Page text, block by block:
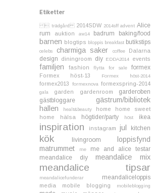
Etiketter
 trädgård 2014SDW 2014sff advent Alice
rum
auktion aw14 badrum baking/food
barnen blogtips bloppis breakfast butikstips
celebs charmiga saker coffee Dalarna
design diningroom diy EDDA2014 events
familjen fashion flytta for sale formex
Formex höst-13 Formex höst-2014
formex2013 formexnova formexspring-2014
gala garden gardenroom
garderoben
gästbloggare
gästrum/bibliotek
hallen
healt&beauty home
home sweet
home
hälsa högtider/party höst ikea
inspiration instagram jul kitchen
kök livingroom
loppisfynd
matrummet
me
me and alice testar
meandalice diy
meandalice mix
meandalice tipsar
meandalicefunderar meandaliceloppis
media mobile blogging mobileblogging